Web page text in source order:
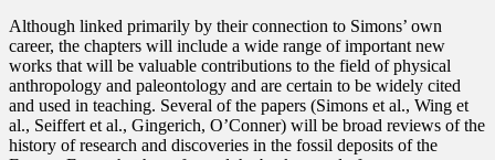
Although linked primarily by their connection to Simons’ own
career, the chapters will include a wide range of important new
works that will be valuable contributions to the field of physical
anthropology and paleontology and are certain to be widely cited
and used in teaching. Several of the papers (Simons et al., Wing et
al., Seiffert et al., Gingerich, O’Conner) will be broad reviews of the
history of research and discoveries in the fossil deposits of the